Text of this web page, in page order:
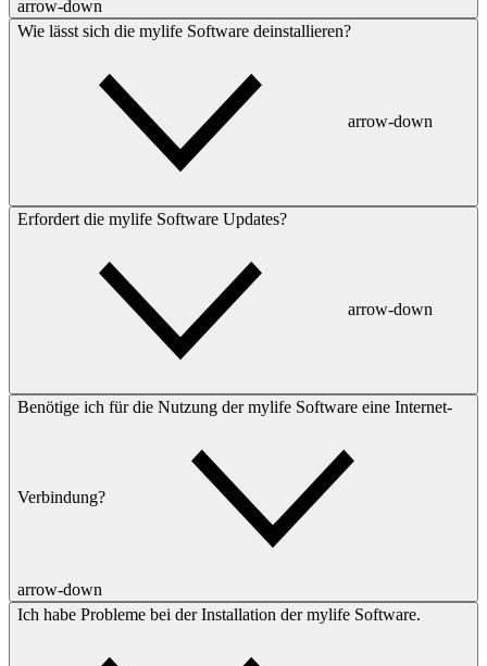
arrow-down
Wie lässt sich die mylife Software deinstallieren?
arrow-down
Erfordert die mylife Software Updates?
arrow-down
Benötige ich für die Nutzung der mylife Software eine Internet-
Verbindung?
arrow-down
Ich habe Probleme bei der Installation der mylife Software.